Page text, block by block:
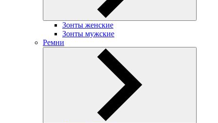
Зонты женские
Зонты мужские
Ремни